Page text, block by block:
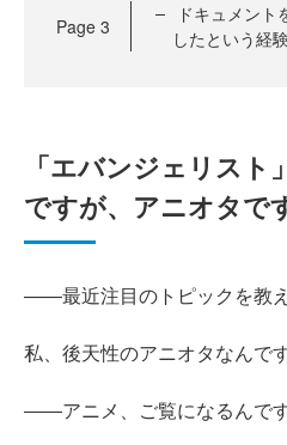
Page 3
ドキュメン
したという経
「エバンジェリスト
ですが、アニオタで
――最近注目のトピックを教え
私、後天性のアニオタなんです
――アニメ、ご覧になるんです